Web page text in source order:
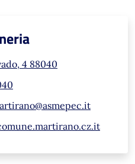
4 88040